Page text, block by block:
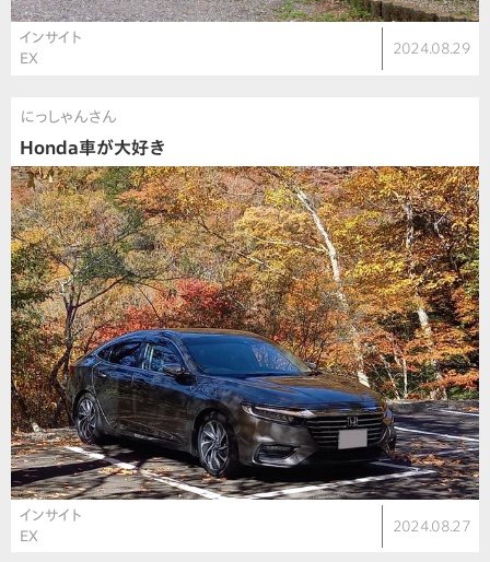
インサイト
EX
2024.08.29
にっしゃんさん
Honda車が大好き
インサイト
EX
2024.08.27